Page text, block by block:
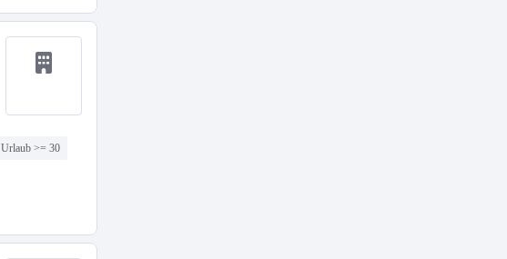
Urlaub >= 30